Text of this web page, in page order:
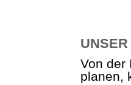
UNSER
Von der
planen,